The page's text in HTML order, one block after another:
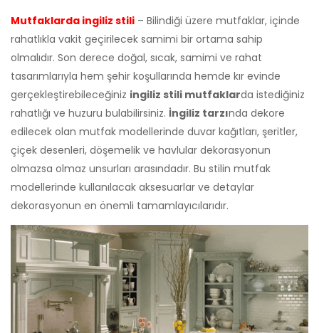
Mutfaklarda ingiliz stili – Bilindiği üzere mutfaklar, içinde
rahatlıkla vakit geçirilecek samimi bir ortama sahip
olmalıdır. Son derece doğal, sıcak, samimi ve rahat
tasarımlarıyla hem şehir koşullarında hemde kır evinde
gerçekleştirebileceğiniz ingiliz stili mutfaklarda istediğiniz
rahatlığı ve huzuru bulabilirsiniz. İngiliz tarzında dekore
edilecek olan mutfak modellerinde duvar kağıtları, şeritler,
çiçek desenleri, döşemelik ve havlular dekorasyonun
olmazsa olmaz unsurları arasındadır. Bu stilin mutfak
modellerinde kullanılacak aksesuarlar ve detaylar
dekorasyonun en önemli tamamlayıcılarıdır.